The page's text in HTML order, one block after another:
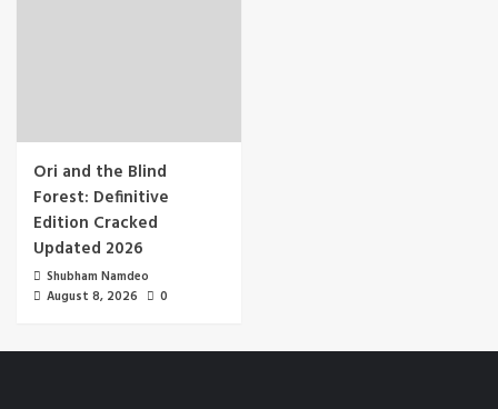
Ori and the Blind
Forest: Definitive
Edition Cracked
Updated 2026
Shubham Namdeo
August 8, 2026
0